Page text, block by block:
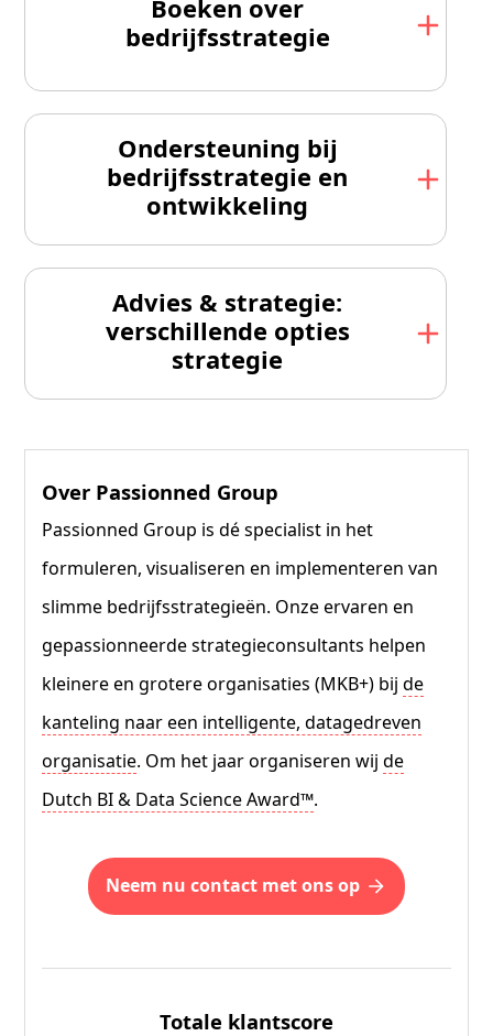
Boeken over
bedrijfsstrategie
Ondersteuning bij
bedrijfsstrategie en
ontwikkeling
Advies & strategie:
verschillende opties
strategie
Over Passionned Group
Passionned Group is dé specialist in het
formuleren, visualiseren en implementeren van
slimme bedrijfsstrategieën. Onze ervaren en
gepassionneerde strategieconsultants helpen
kleinere en grotere organisaties (MKB+) bijde
kanteling naar een intelligente, datagedreven
organisatie. Om het jaar organiseren wijde
Dutch BI & Data Science Award™.
neem nu contact met ons op
Totale klantscore